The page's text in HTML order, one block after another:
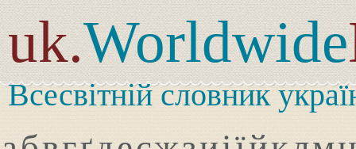
uk.Worldwide
Всесвітній словник